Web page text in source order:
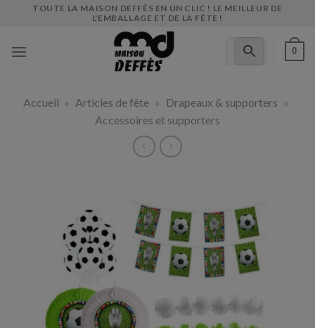
TOUTE LA MAISON DEFFÈS EN UN CLIC ! LE MEILLEUR DE
L'EMBALLAGE ET DE LA FÊTE !
0
Accueil » Articles de fête » Drapeaux & supporters »
Accessoires et supporters